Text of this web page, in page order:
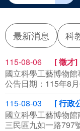
網站服務
關於我們
最新消息 科
115-08-06 徵才
國立科學工藝博物
115-08-03
行政
國立科學工藝博物館南館南